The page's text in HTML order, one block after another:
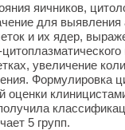
яичников,
для
и их ядер,
увеличение
Формулировка
оценки
5 групп.